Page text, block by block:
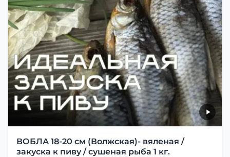
ВОБЛА 18-20 см (Волжская)- вяленая /
закуска к пиву / сушеная рыба 1 кг.